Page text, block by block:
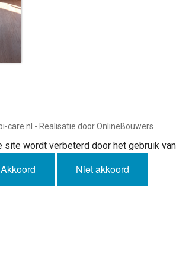
care.nl - Realisatie door OnlineBouwers
site wordt verbeterd door het gebruik van
Akkoord Niet akkoord